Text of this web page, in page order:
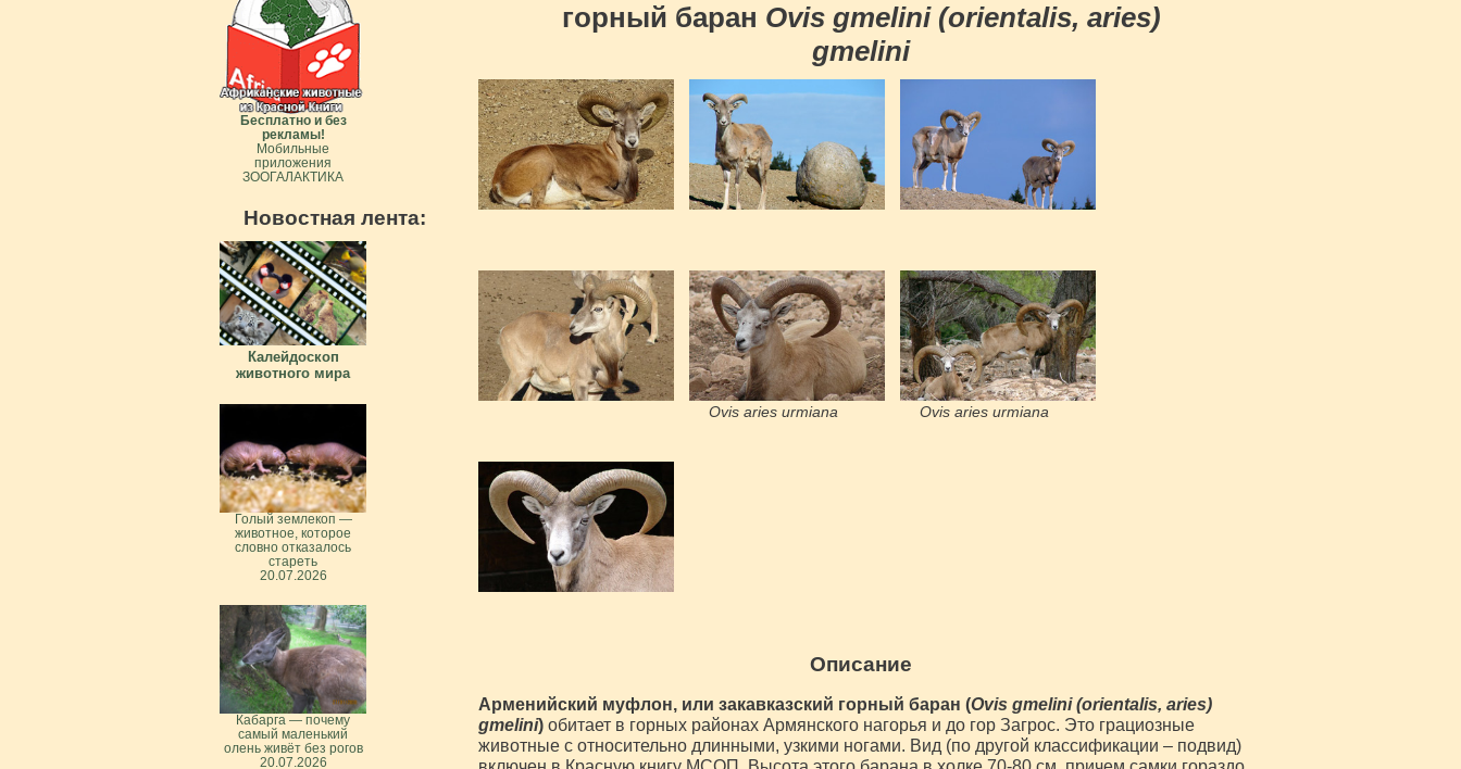
горный баран Ovis gmelini (orientalis, aries)
gmelini
Ovis aries urmiana Ovis aries urmiana
Описание
Арменийский муфлон, или закавказский горный баран (Ovis gmelini (orientalis, aries)
gmelini)обитает в горных районах Армянского нагорья и до гор Загрос. Это грациозные
животные с относительно длинными, узкими ногами. Вид (по другой классификации – подвид)
Бесплатно и без
рекламы!
Мобильные
приложения
ЗООГАЛАКТИКА
Новостная лента:
Калейдоскоп
животного мира
Голый землекоп —
животное, которое
словно отказалось
стареть
20.07.2026
Кабарга — почему
самый маленький
олень живёт без рогов
20.07.2026